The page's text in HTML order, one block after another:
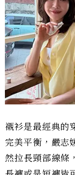
襯衫是最經典的
完美平衡，嚴志
然拉長頸部線條